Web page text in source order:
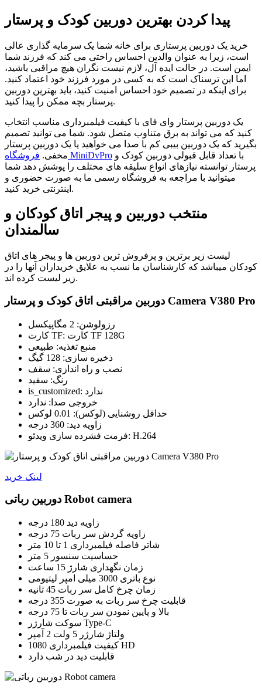
پیدا کردن بهترین دوربین کودک و پرستار
خرید یک دوربین پرستاری برای خانه شما یک سرمایه گذاری عالی
است، زیرا به عنوان والدین احساس راحتی می کند که فرزند شما
ایمن است. در حالت ایده آل، لازم نیست نگران هیچ مراقبی باشید،
اما این ترسناک است که به کسی در مورد فرزند خود اعتماد کنید.
برای اینکه در تصمیم خود احساس امنیت کنید، باید بهترین دوربین
پرستار بچه ممکن را پیدا کنید.
یک دوربین پرستار وای فای با کیفیت فیلمبرداری مناسب انتخاب
کنید که می تواند به برق متناوب متصل شود. شما می توانید تصمیم
بگیرید که یک دوربین بیبی کم با صدا می خواهید یا یک دوربین پرستار
مخفی. فروشگاه MiniDvPro
پرستار توانسته نیازهای انواع سلیقه های مختلف را پوشش دهد شما
میتوانید با مراجعه به فروشگاه رسمی ما به صورت حضوری و
اینترنتی خرید کنید.
منتخب دوربین و پیجر اتاق کودکان و
سالمندان
لیست زیر برترین و پرفروش ترین دوربین ها و پیجر های اتاق
کودکان میباشد که کارشناسان ما نسب به علایق خریداران آنها را در
زیر لیست کرده اند.
دوربین مراقبتی اتاق کودک و پرستار Camera V380 Pro
رزولوشن: 2 مگاپیکسل
کارت TF: کارت TF 128G
منبع تغذیه: طبیعی
ذخیره سازی: 128 گیگ
نصب و راه اندازی: سقف
رنگ: سفید
is_customized: ندارد
خروجی صدا: ندارد
حداقل روشنایی (لوکس): 0.01 لوکس
زاویه دید: 360 درجه
فرمت فشرده سازی ویدئو: H.264
لینک خرید
دوربین رباتی Robot camera
زاویه دید 180 درجه
زاویه گردش سر ربات 75 درجه
شاتر فاصله فیلمبرداری 1 تا 10 متر
حساسیت سنسور 5 متر
زمان نگهداری شارژ 15 ساعت
نوع باتری 3000 میلی امپر لیتیومی
زمان چرخ کامل سر ربات 45 ثانیه
قابلیت چرخ سر ربات به صورت 355 درجه
بالا و پایین نمودن سر ربات تا 75 درجه
سوکت شارژر Type-C
ولتاژ شارژر 5 ولت 2 آمپر
کیفیت فیلمبرداری 1080 HD
قابلیت دید در شب دارد